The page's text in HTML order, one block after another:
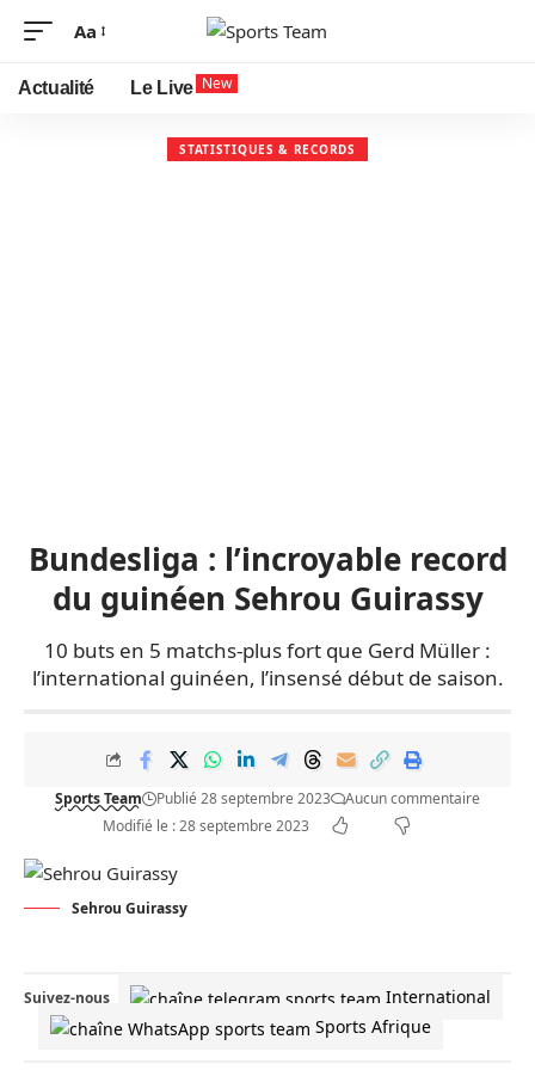
Aa
Actualité Le Live New
STATISTIQUES & RECORDS
Bundesliga : l’incroyable record
du guinéen Sehrou Guirassy
10 buts en 5 matchs-plus fort que Gerd Müller :
l’international guinéen, l’insensé début de saison.
Sports Team Publié 28 septembre 2023
Aucun commentaire
Modifié le : 28 septembre 2023
Sehrou Guirassy
Suivez-nous
International
Sports Afrique